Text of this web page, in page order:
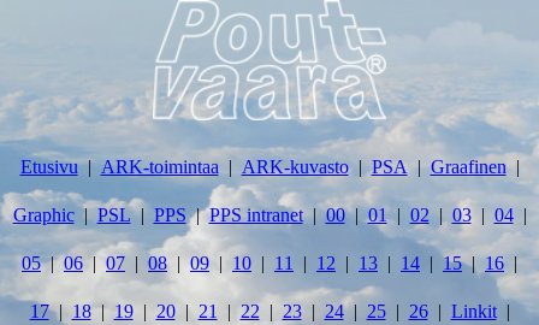
Etusivu ARK-toimintaa ARK-kuvasto PSA Graafinen
Graphic PSL PPS PPS intranet 00 01 02 03 04
05 06 07 08 09 10 11 12 13 14 15 16
17 18 19 20 21 22 23 24 25 26 Linkit